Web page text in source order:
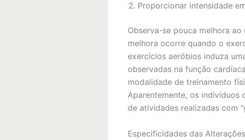
Proporcionar intensidade
Observa-se pouca melhora
melhora ocorre quando o
exercícios aeróbios induza
observadas na função
modalidade de treinamento
Aparentemente, os indivíduos
de atividades realizadas com
Especificidades das